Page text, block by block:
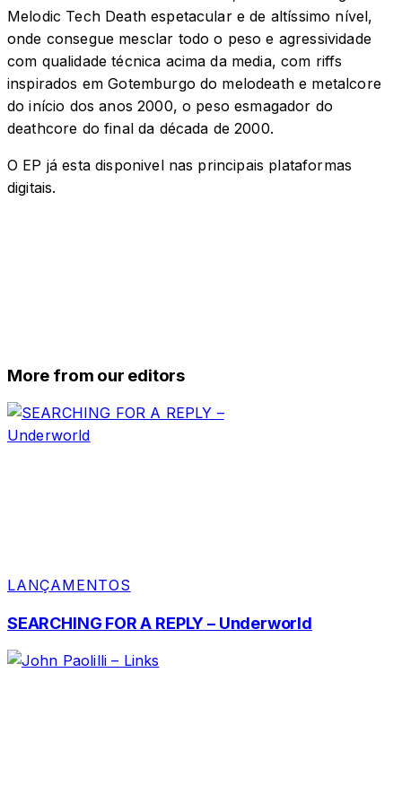
Melodic Tech Death espetacular e de altíssimo nível,
onde consegue mesclar todo o peso e agressividade
com qualidade técnica acima da media, com riffs
inspirados em Gotemburgo do melodeath e metalcore
do início dos anos 2000, o peso esmagador do
deathcore do final da década de 2000.
O EP já esta disponivel nas principais plataformas
digitais.
More from our editors
LANÇAMENTOS
SEARCHING FOR A REPLY – Underworld